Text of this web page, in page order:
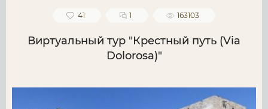
41 1 163103
Виртуальный тур "Крестный путь (Via
Dolorosa)"